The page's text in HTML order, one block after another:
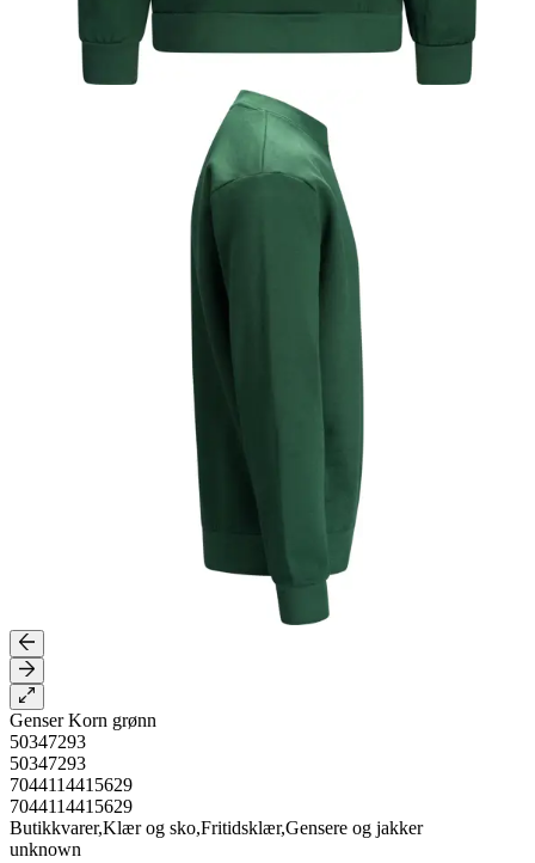
Genser Korn grønn
50347293
50347293
7044114415629
7044114415629
Butikkvarer,Klær og sko,Fritidsklær,Gensere og jakker
unknown